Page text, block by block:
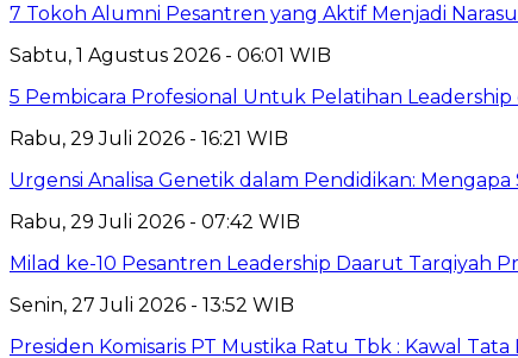
7 Tokoh Alumni Pesantren yang Aktif Menjadi
Sabtu, 1 Agustus 2026 - 06:01 WIB
5 Pembicara Profesional Untuk Pelatihan Leadership
Rabu, 29 Juli 2026 - 16:21 WIB
Urgensi Analisa Genetik dalam Pendidikan:
Rabu, 29 Juli 2026 - 07:42 WIB
Milad ke-10 Pesantren Leadership Daarut Tarqiyah
Senin, 27 Juli 2026 - 13:52 WIB
Presiden Komisaris PT Mustika Ratu Tbk : Kawal